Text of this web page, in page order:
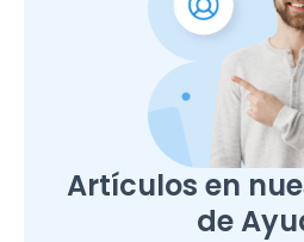
Artículos en
de